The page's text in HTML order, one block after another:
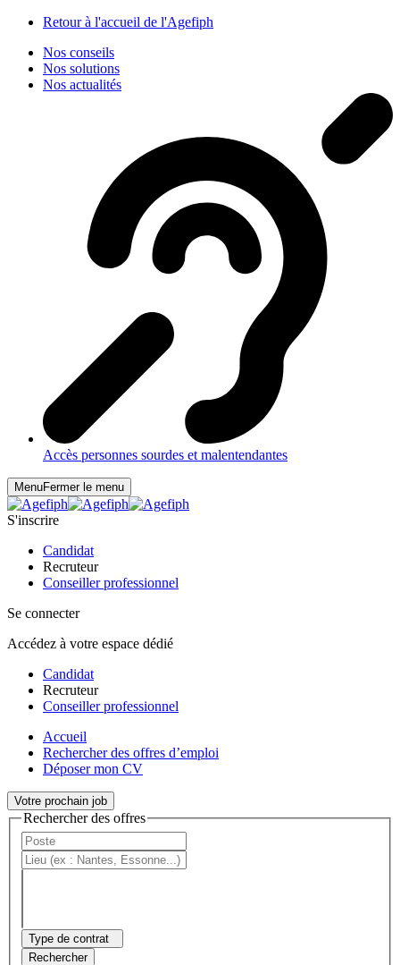
Retour à l'accueil de l'Agefiph
Nos conseils
Nos solutions
Nos actualités
Accès personnes sourdes et malentendantes
MenuFermer le menu
S'inscrire
Candidat
Recruteur
Conseiller professionnel
Se connecter
Accédez à votre espace dédié
Candidat
Recruteur
Conseiller professionnel
Accueil
Rechercher des offres d’emploi
Déposer mon CV
Votre prochain job
Rechercher des offres
Type de contrat
Rechercher